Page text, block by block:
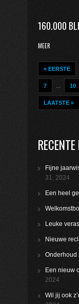
160.000
MEER
« EERSTE
7 10
LAATSTE »
Fijne
31, 2024
Een heel
Leuke
Nieuwe
Onderhoud
Een nieuw
2024
Wil jij ook